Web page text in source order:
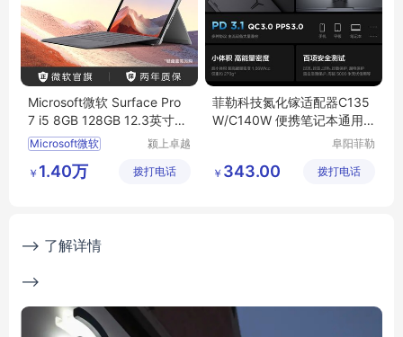
Microsoft微软 Surface Pro
7 i5 8GB 128GB 12.3英寸二
合一平板
Microsoft微软
颍上卓越
有限公司
￥ 1.40万 拨打电话
菲勒科技氮化镓适配器C135
W/C140W 便携笔记本通用
阜阳菲勒
公司
￥ 343.00 拨打电话
--> 了解详情
-->